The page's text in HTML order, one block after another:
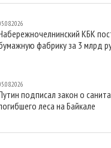
КБК
фабрику за 3 млрд
подписал закон о
леса на Байкале